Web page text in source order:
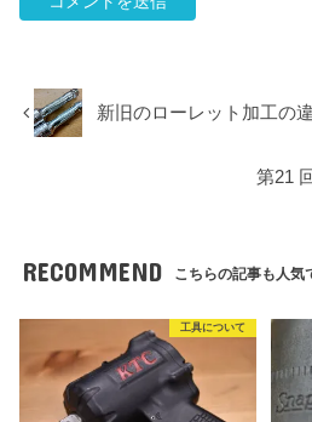
新旧のローレット加工の
第21
RECOMMEND こちらの記事も人気
工具について